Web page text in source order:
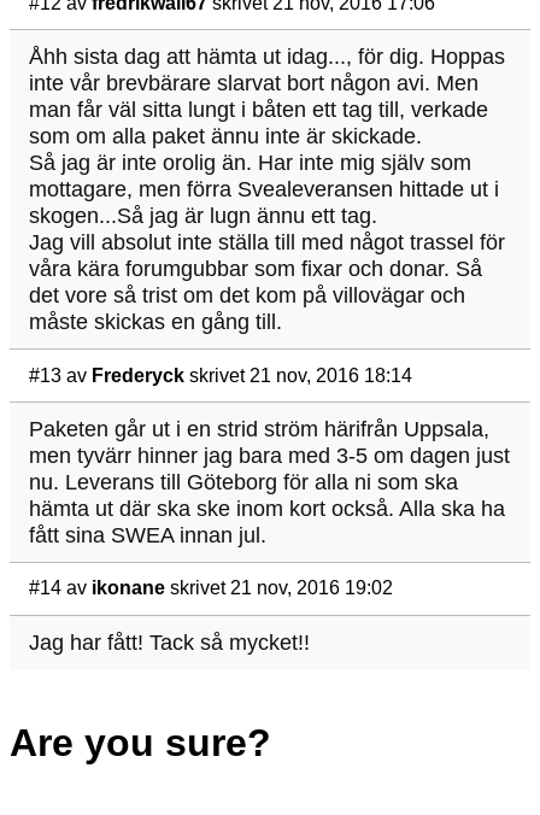
Åhh sista dag att hämta ut idag..., för dig. Hoppas
inte vår brevbärare slarvat bort någon avi. Men
man får väl sitta lungt i båten ett tag till, verkade
som om alla paket ännu inte är skickade.
Så jag är inte orolig än. Har inte mig själv som
mottagare, men förra Svealeveransen hittade ut i
skogen...Så jag är lugn ännu ett tag.
Jag vill absolut inte ställa till med något trassel för
våra kära forumgubbar som fixar och donar. Så
det vore så trist om det kom på villovägar och
måste skickas en gång till.
#13 av Frederyck skrivet 21 nov, 2016 18:14
Paketen går ut i en strid ström härifrån Uppsala,
men tyvärr hinner jag bara med 3-5 om dagen just
nu. Leverans till Göteborg för alla ni som ska
hämta ut där ska ske inom kort också. Alla ska ha
fått sina SWEA innan jul.
#14 av ikonane skrivet 21 nov, 2016 19:02
Jag har fått! Tack så mycket!!
Are you sure?